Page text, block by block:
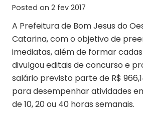
Posted on 2 fev 2017
A Prefeitura de Bom Jesus do
Catarina, com o objetivo de
imediatas, além de formar
divulgou editais de concurso e
salário previsto parte de R$
para desempenhar atividades
de 10, 20 ou 40 horas semanais.